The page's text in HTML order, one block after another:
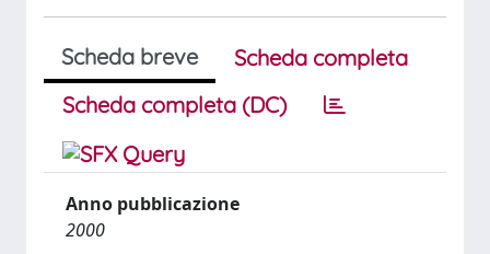
Scheda breve
Scheda completa
Scheda completa (DC)
Anno pubblicazione
2000